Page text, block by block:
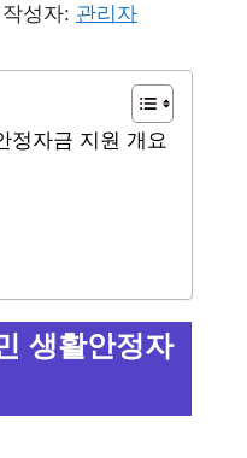
작성자: 관리자
정자금 지원 개요
생활안정자